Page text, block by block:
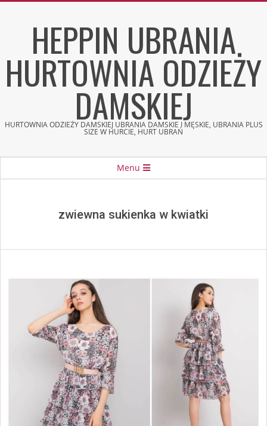
HEPPIN UBRANIA
HURTOWNIA ODZIEŻY
DAMSKIEJ
HURTOWNIA ODZIEŻY DAMSKIEJ UBRANIA DAMSKIE I MĘSKIE, UBRANIA PLUS
SIZE W HURCIE, HURT UBRAŃ
Menu
zwiewna sukienka w kwiatki